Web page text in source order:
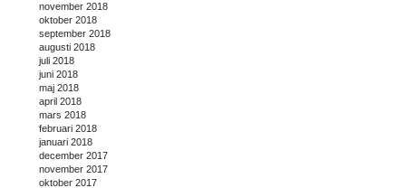
november 2018
oktober 2018
september 2018
augusti 2018
juli 2018
juni 2018
maj 2018
april 2018
mars 2018
februari 2018
januari 2018
december 2017
november 2017
oktober 2017